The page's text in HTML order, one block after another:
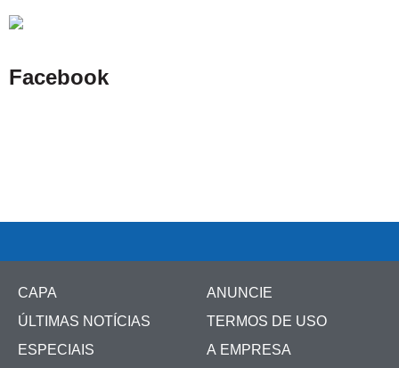
Facebook
CAPA
ÚLTIMAS NOTÍCIAS
ESPECIAIS
ANUNCIE
TERMOS DE USO
A EMPRESA